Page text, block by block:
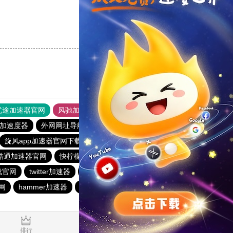
支持
途加速器官网 风驰加速器
旋风加速器
速度器 外网网址导航 软件中心 雷霆加速
狂飙加速器
旋风app加速器官网下载 快联加速器
黑洞加速器
通加速器官网 快柠檬官网 旋风加速
快连加速器app
官网 twitter加速器 1元机场
原子加速最新下载
hammer加速器 雷轰加速器
纸飞机加速器
排行 推荐